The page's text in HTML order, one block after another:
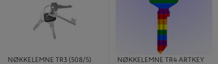
NØKKELEMNE TR3 (508/5)
NØKKELEMNE TR4 ARTKEY